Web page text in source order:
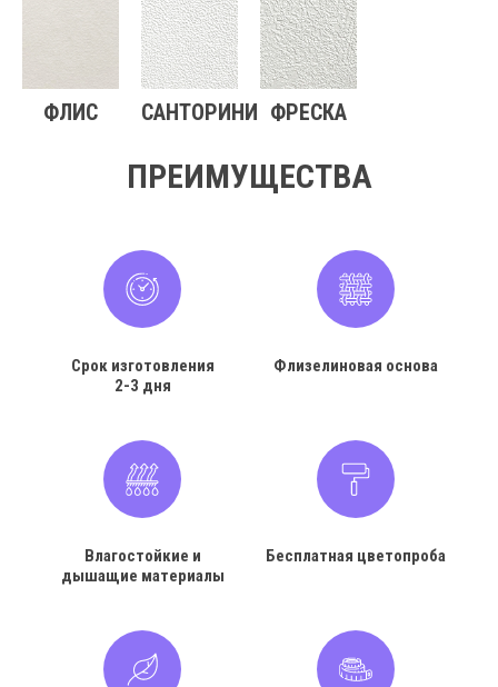
ФЛИС САНТОРИНИ ФРЕСКА
ПРЕИМУЩЕСТВА
Срок изготовления
2-3 дня
Флизелиновая основа
Влагостойкие и
дышащие материалы
Бесплатная цветопроба